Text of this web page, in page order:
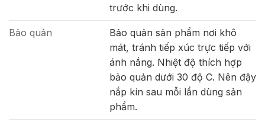
trước khi dùng.
Bảo quản
Bảo quản sản phẩm nơi khô
mát, tránh tiếp xúc trực tiếp với
ánh nắng. Nhiệt độ thích hợp
bảo quản dưới 30 độ C. Nên đậy
nắp kín sau mỗi lần dùng sản
phẩm.